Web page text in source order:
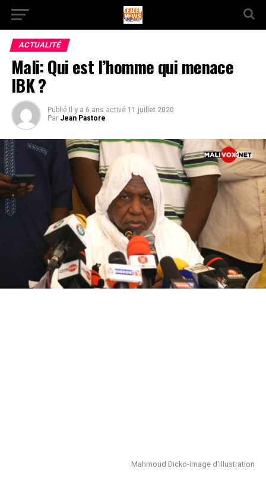
ACTUALITÉ
Mali: Qui est l’homme qui menace
IBK ?
Publié Il y a 6 ans activé 11 juillet 2020
Par Jean Pastore
Mahmoud Dicko-image d'illustration